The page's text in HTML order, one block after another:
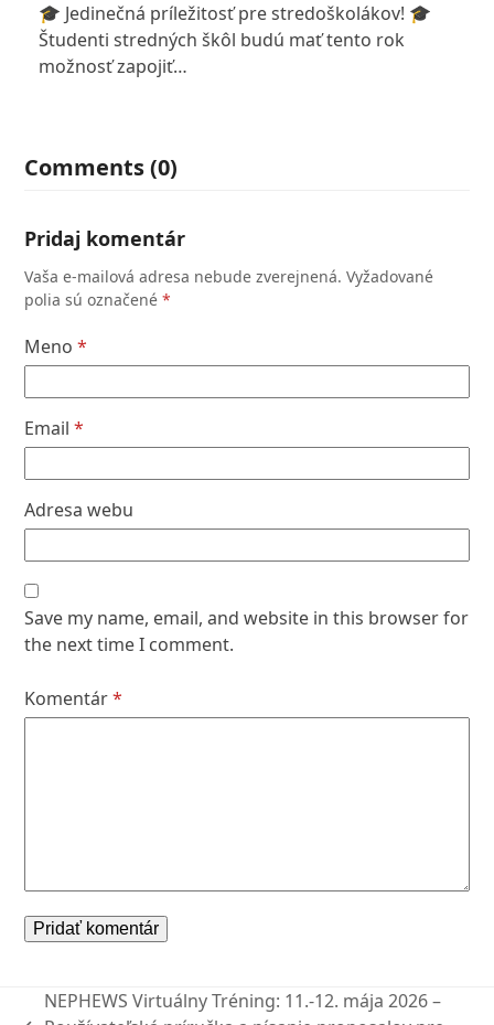
🎓 Jedinečná príležitosť pre stredoškolákov! 🎓
Študenti stredných škôl budú mať tento rok
možnosť zapojiť…
Comments (0)
Pridaj komentár
Vaša e-mailová adresa nebude zverejnená. Vyžadované
polia sú označené*
Meno*
Email*
Adresa webu
Save my name, email, and website in this browser for
the next time I comment.
Komentár*
NEPHEWS Virtuálny Tréning: 11.-12. mája 2026 –